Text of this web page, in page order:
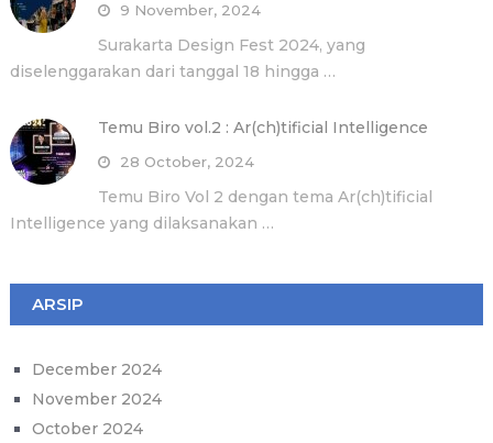
9 November, 2024
Surakarta Design Fest 2024, yang
diselenggarakan dari tanggal 18 hingga …
Temu Biro vol.2 : Ar(ch)tificial Intelligence
28 October, 2024
Temu Biro Vol 2 dengan tema Ar(ch)tificial
Intelligence yang dilaksanakan …
ARSIP
December 2024
November 2024
October 2024